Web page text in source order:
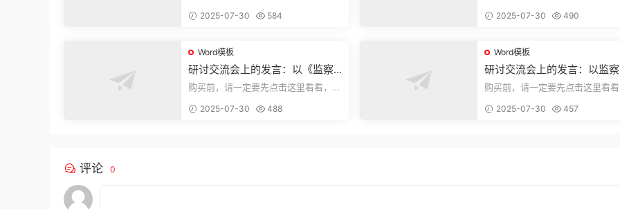
束，本文...
2025-07-30 584
束，本文...
2025-07-30 490
Word模板
研讨交流会上的发言：以《监察
法实施条例》为纲,推动巡察工作
购买前，请一定要先点击这里看看，欢
束，本文...
2025-07-30 488
Word模板
研讨交流会上的发言：以监
实施条例为纲推动巡察工作
购买前，请一定要先点击这里看
束，本文...
2025-07-30 457
评论 0